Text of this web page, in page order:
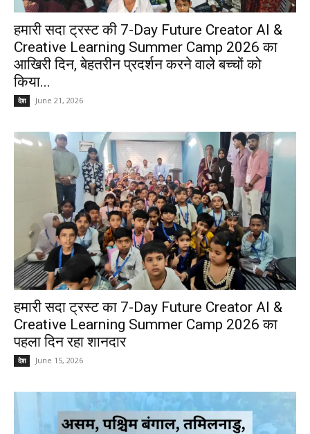
हमारी सदा ट्रस्ट की 7-Day Future Creator AI &
Creative Learning Summer Camp 2026 का
आखिरी दिन, बेहतरीन प्रदर्शन करने वाले बच्चों को
किया...
देश June 21, 2026
हमारी सदा ट्रस्ट का 7-Day Future Creator AI &
Creative Learning Summer Camp 2026 का
पहला दिन रहा शानदार
देश June 15, 2026